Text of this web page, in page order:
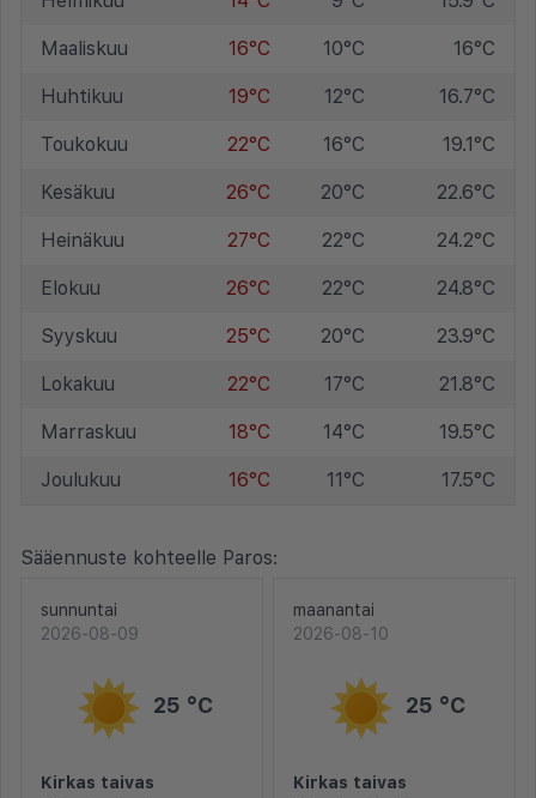
Maaliskuu 16°C 10°C 16°C
Huhtikuu 19°C 12°C 16.7°C
Toukokuu 22°C 16°C 19.1°C
Kesäkuu 26°C 20°C 22.6°C
Heinäkuu 27°C 22°C 24.2°C
Elokuu 26°C 22°C 24.8°C
Syyskuu 25°C 20°C 23.9°C
Lokakuu 22°C 17°C 21.8°C
Marraskuu 18°C 14°C 19.5°C
Joulukuu 16°C 11°C 17.5°C
Sääennuste kohteelle Paros:
sunnuntai
2026-08-09
25 °C
Kirkas taivas
maanantai
2026-08-10
25 °C
Kirkas taivas